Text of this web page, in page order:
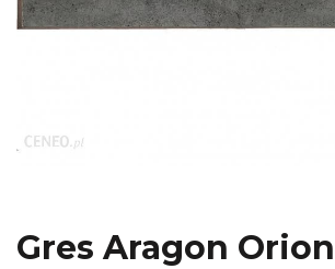
Gres Aragon Orion